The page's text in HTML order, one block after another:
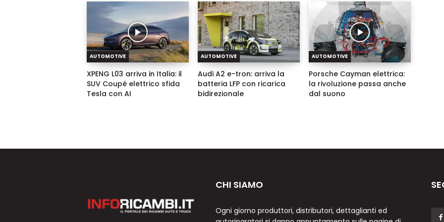
AUTOMOTIVE
XPENG L03 arriva in Italia: il
SUV Coupé elettrico sfida
Tesla con AI
AUTOMOTIVE
Audi A2 e-tron: arriva la
batteria LFP con ricarica
bidirezionale
AUTOMOTIVE
Porsche Cayman elettrica:
la rivoluzione passa anche
dal suono
CHI SIAMO
Ogni giorno produttori, distributori, dettaglianti ed